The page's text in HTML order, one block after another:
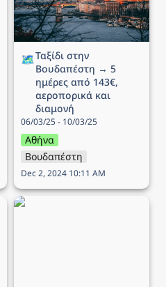
🗺️Ταξίδι στην
Βουδαπέστη → 5
ημέρες από 143€,
αεροπορικά και
διαμονή
06/03/25 - 10/03/25
Αθήνα
Βουδαπέστη
Dec 2, 2024 10:11 AM
Ταξίδι στο Λονδίνο → 4